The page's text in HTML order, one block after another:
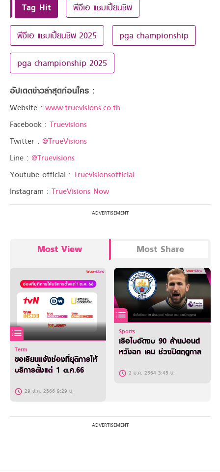
Tag Hit พีจีเอ แชมเปี้ยนชิพ
พีจีเอ แชมเปี้ยนชิพ 2025 pga championship
pga championship 2025
อัปเดตข่าวล่าสุดก่อนใคร :
Website : www.truevisions.co.th
Facebook : Truevisions
Twitter : @TrueVisions
Line : @Truevisions
Youtube official : Truevisionsofficial
Instagram : TrueVisions Now
Most View Most Share
Term
ขอเรียนแจ้งช่องที่ยุติการให้
บริการตั้งแต่ 1 ต.ค.66
29 ส.ค. 2566 9:29 น.
Sports
เรือใบอัดงบ 90 ล้านปอนด์
หวังฉก เคน ช่วงปิดฤดูกาล
2 ม.ค. 2564 3:45 น.